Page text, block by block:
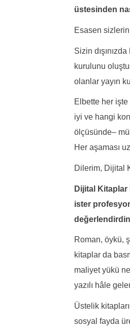
üstesinden
Esasen sizlerin
Sizin
kurulunu
olanlar yayın
Elbette her
iyi ve hangi
ölçüsünde–
Her aşaması
Dilerim, Dijital
Dijital Kitaplar
ister
Roman, öykü,
kitaplar da
maliyet yükü
yazılı hâle
Üstelik
sosyal fayda